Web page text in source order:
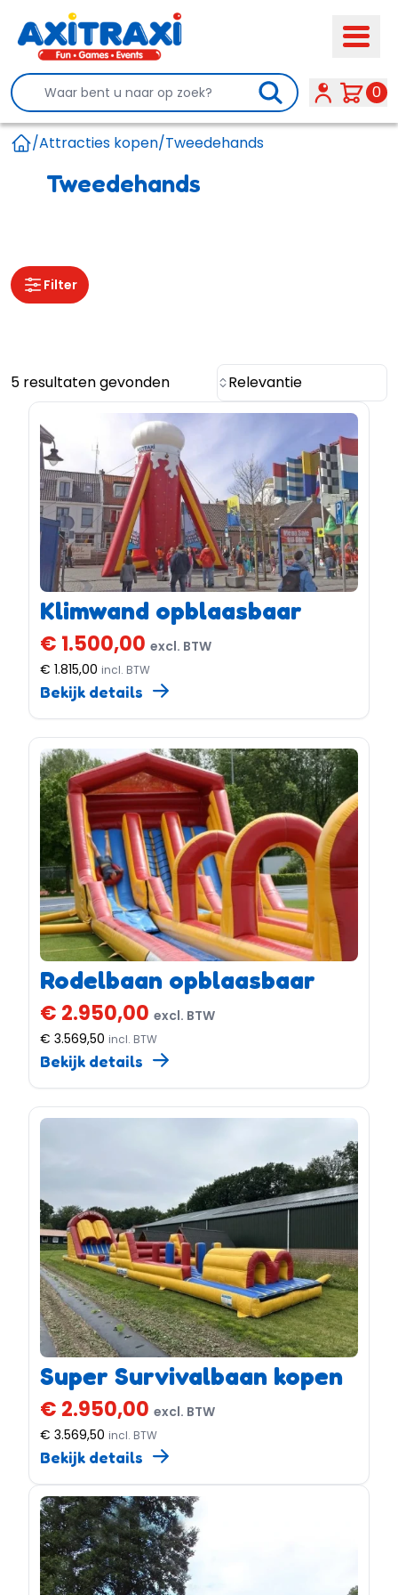
Search 0
/Attracties kopen/Tweedehands
Tweedehands
Filter
5 resultaten gevonden Relevantie
Klimwand opblaasbaar
€ 1.500,00 excl. BTW
€ 1.815,00 incl. BTW
Bekijk details
Rodelbaan opblaasbaar
€ 2.950,00 excl. BTW
€ 3.569,50 incl. BTW
Bekijk details
Super Survivalbaan kopen
€ 2.950,00 excl. BTW
€ 3.569,50 incl. BTW
Bekijk details